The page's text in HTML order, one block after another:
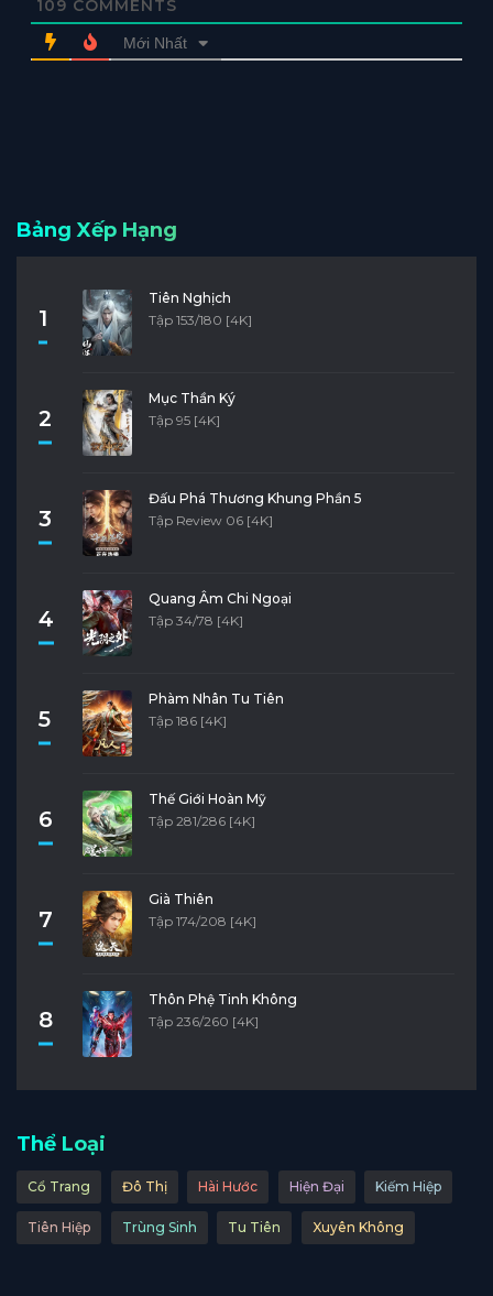
109 COMMENTS
Mới Nhất
Bảng Xếp Hạng
1
Tiên Nghịch
Tập 153/180 [4K]
2
Mục Thần Ký
Tập 95 [4K]
3
Đấu Phá Thương Khung Phần 5
Tập Review 06 [4K]
4
Quang Âm Chi Ngoại
Tập 34/78 [4K]
5
Phàm Nhân Tu Tiên
Tập 186 [4K]
6
Thế Giới Hoàn Mỹ
Tập 281/286 [4K]
7
Già Thiên
Tập 174/208 [4K]
8
Thôn Phệ Tinh Không
Tập 236/260 [4K]
Thể Loại
Cổ Trang Đô Thị Hài Hước Hiện Đại Kiếm Hiệp
Tiên Hiệp Trùng Sinh Tu Tiên Xuyên Không